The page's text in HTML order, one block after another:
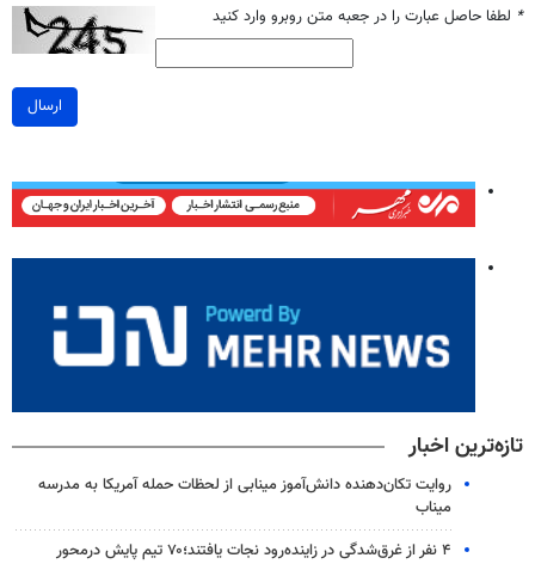
* لطفا حاصل عبارت را در جعبه متن روبرو وارد کنید
ارسال
تازه‌ترین اخبار
روایت تکان‌دهنده دانش‌آموز مینابی از لحظات حمله آمریکا به مدرسه
میناب
۴ نفر از غرق‌شدگی در زاینده‌رود نجات یافتند؛۷۰ تیم پایش درمحور